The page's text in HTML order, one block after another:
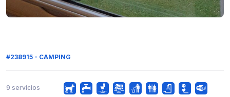
#238915 - CAMPING
9 servicios